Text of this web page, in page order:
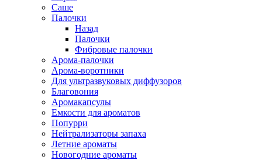
Саше
Палочки
Назад
Палочки
Фибровые палочки
Арома-палочки
Арома-воротники
Для ультразвуковых диффузоров
Благовония
Аромакапсулы
Емкости для ароматов
Попурри
Нейтрализаторы запаха
Летние ароматы
Новогодние ароматы